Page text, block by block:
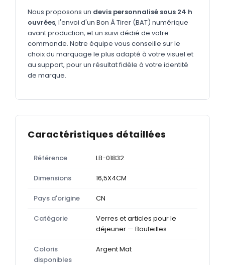
Sacs & voyages
Verres & déjeuner
Technologie
Vêtements
Cuisine
Nous proposons un devis personnalisé sous 24 h
ouvrées, l'envoi d'un Bon À Tirer (BAT) numérique
avant production, et un suivi dédié de votre
commande. Notre équipe vous conseille sur le
choix du marquage le plus adapté à votre visuel et
au support, pour un résultat fidèle à votre identité
de marque.
Caractéristiques détaillées
Référence LB-01832
Dimensions 16,5X4CM
Pays d'origine CN
Catégorie
Verres et articles pour le
déjeuner — Bouteilles
Coloris
disponibles
Argent Mat